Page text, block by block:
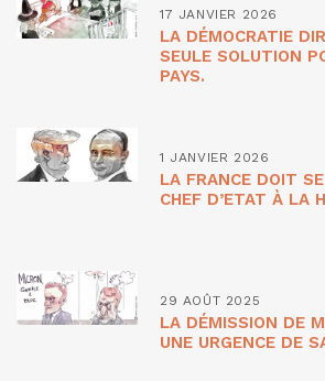
17 JANVIER 2026
LA DÉMOCRATIE
SEULE SOLUTION
PAYS.
1 JANVIER 2026
LA FRANCE DOIT
CHEF D’ETAT À LA
29 AOÛT 2025
LA DÉMISSION DE
UNE URGENCE DE